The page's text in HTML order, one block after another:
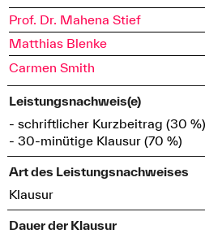
Prof. Dr. Mahena Stief
Matthias Blenke
Carmen Smith
Leistungsnachweis(e)
- schriftlicher Kurzbeitrag (30 %)
- 30-minütige Klausur (70 %)
Art des Leistungsnachweises
Klausur
Dauer der Klausur